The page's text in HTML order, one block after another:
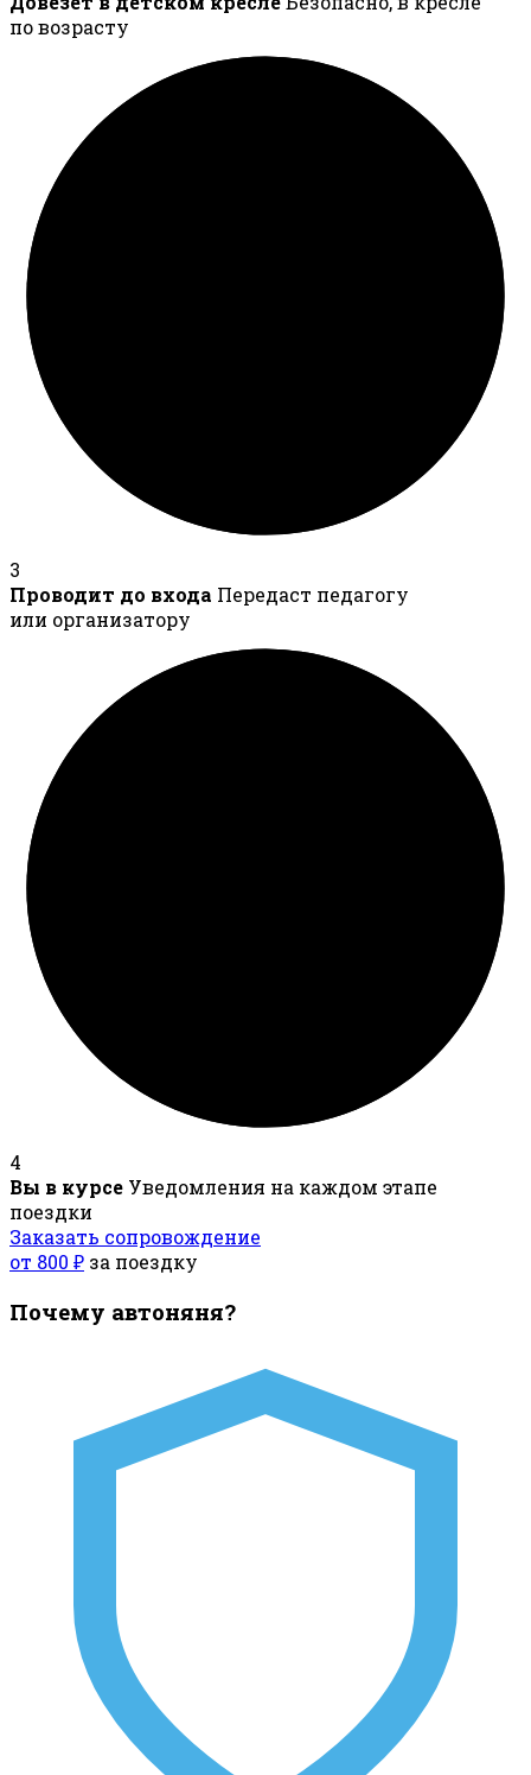
по возрасту
3
Проводит до входа Передаст педагогу
или организатору
4
Вы в курсе Уведомления на каждом этапе
поездки
Заказать сопровождение
от 800 ₽ за поездку
Почему автоняня?